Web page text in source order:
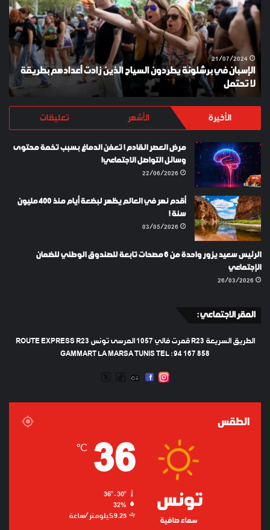
يطردون
السياح
الذين
زادت
أعدادهم
بطريقة
تحتمل
21/07/2024
الإسبان في برشلونة يطردون السياح الذين زادت أعدادهم بطريقة
لا تحتمل
الأخيرة الأشهر تعليقات
مرض العصر القادم ! تعفن الدماغ بسبب تخمة محتوى
وسائل التواصل الاجتماعي!
22/06/2026
أقدم نهر في العالم يظهر لبضعة أيام منذ 400 مليون
سنة !
03/05/2026
الرئيس سعيد يزور واحدة من 6 مصحات تابعة للصندوق الوطني للضمان
الإجتماعي
26/03/2026
المقر الاجتماعي :
الطريق السريعة R23 قمرت فالي 1057 المرسى تونس ROUTE EXPRESS R23
GAMMART LA MARSA TUNIS TEL : 94 167 858
INSTAGRAM
FACEBOOK
RADIO
TIKTOK
الطقس
تونس
سماء صافية
36
℃
32%
9.25 كيلومتر/ساعة